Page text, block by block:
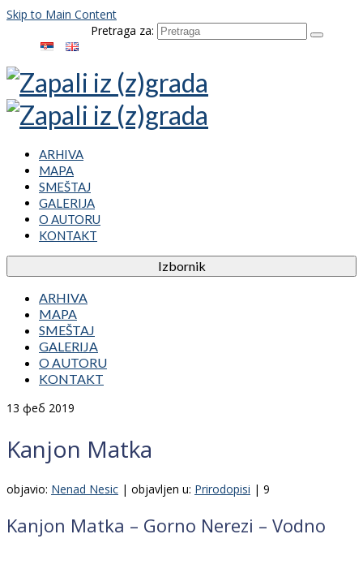
Skip to Main Content
Pretraga za:
ARHIVA
MAPA
SMEŠTAJ
GALERIJA
O AUTORU
KONTAKT
Izbornik
ARHIVA
MAPA
SMEŠTAJ
GALERIJA
O AUTORU
KONTAKT
13 феб 2019
Kanjon Matka
objavio: Nenad Nesic | objavljen u: Prirodopisi | 9
Kanjon Matka – Gorno Nerezi – Vodno